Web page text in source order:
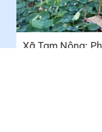
Xã Tam Nông: